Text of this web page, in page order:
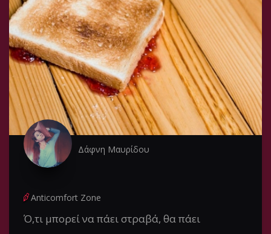
Δάφνη Μαυρίδου
Anticomfort Zone
Ό,τι μπορεί να πάει στραβά, θα πάει